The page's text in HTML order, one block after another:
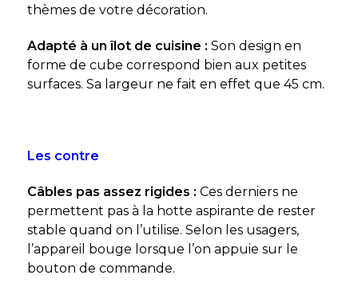
thèmes de votre décoration.
Adapté à un îlot de cuisine : Son design en
forme de cube correspond bien aux petites
surfaces. Sa largeur ne fait en effet que 45 cm.
Les contre
Câbles pas assez rigides : Ces derniers ne
permettent pas à la hotte aspirante de rester
stable quand on l’utilise. Selon les usagers,
l’appareil bouge lorsque l’on appuie sur le
bouton de commande.